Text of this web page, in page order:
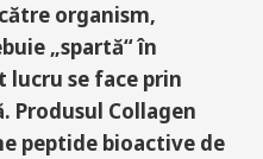
organism,
„spartă“ în
lucru se face prin
Produsul Collagen
peptide bioactive de